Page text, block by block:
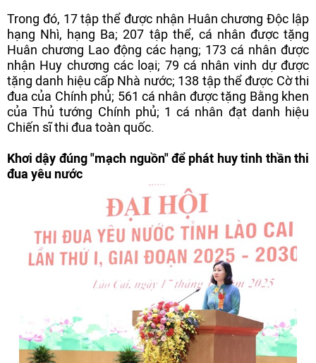
Trong đó, 17 tập thể được nhận Huân chương Độc lập
hạng Nhì, hạng Ba; 207 tập thể, cá nhân được tặng
Huân chương Lao động các hạng; 173 cá nhân được
nhận Huy chương các loại; 79 cá nhân vinh dự được
tặng danh hiệu cấp Nhà nước; 138 tập thể được Cờ thi
đua của Chính phủ; 561 cá nhân được tặng Bằng khen
của Thủ tướng Chính phủ; 1 cá nhân đạt danh hiệu
Chiến sĩ thi đua toàn quốc.
Khơi dậy đúng "mạch nguồn" để phát huy tinh thần thi
đua yêu nước